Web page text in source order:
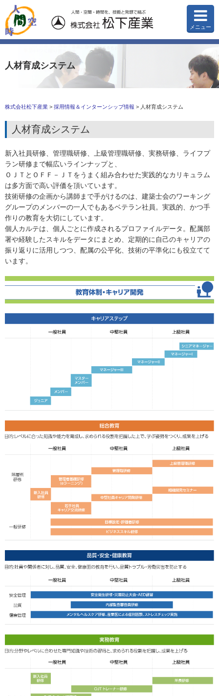
メニュー
人材育成システム
株式会社松下産業 > 採用情報＆インターンシップ情報 > 人材育成システム
人材育成システム
新入社員研修、管理職研修、上級管理職研修、実務研修、ライフプ
ラン研修まで幅広いラインナップと、
ＯＪＴとＯＦＦ－ＪＴをうまく組み合わせた実践的なカリキュラム
は多方面で高い評価を頂いています。
技術研修の企画から講師まで手がけるのは、建築士会のワーキング
グループのメンバーの一人でもあるベテラン社員。実践的、かつ手
作りの教育を大切にしています。
個人カルテは、個人ごとに作成されるプロファイルデータ。配属部
署や経験したスキルをデータにまとめ、定期的に自己のキャリアの
振り返りに活用しつつ、配属の公平化、技術の平準化にも役立てて
います。